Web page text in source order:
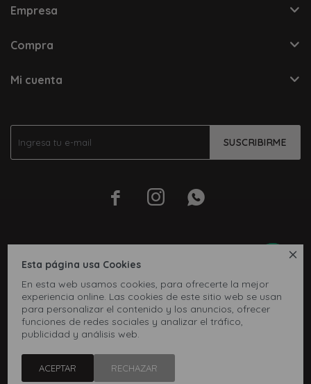

Esta página usa Cookies
En esta web usamos cookies, para ofrecerte la mejor
experiencia online. Las cookies de este sitio web se usan
para personalizar el contenido y los anuncios, ofrecer
funciones de redes sociales y analizar el tráfico,
publicidad y análisis web.
ACEPTAR RECHAZAR
SUSCRIBIRME
  
Empresa
Compra
Mi cuenta